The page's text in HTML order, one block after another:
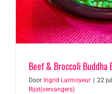
Beef & Broccoli Buddha
Door Ingrid Larmoyeur 22
Rijst(vervangers)